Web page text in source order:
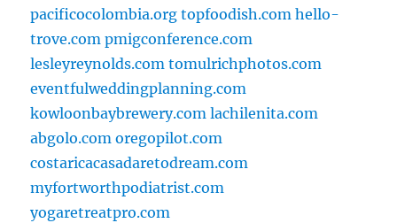
pacificocolombia.org topfoodish.com hello-
trove.com pmigconference.com
lesleyreynolds.com tomulrichphotos.com
eventfulweddingplanning.com
kowloonbaybrewery.com lachilenita.com
abgolo.com oregopilot.com
costaricacasadaretodream.com
myfortworthpodiatrist.com
yogaretreatpro.com